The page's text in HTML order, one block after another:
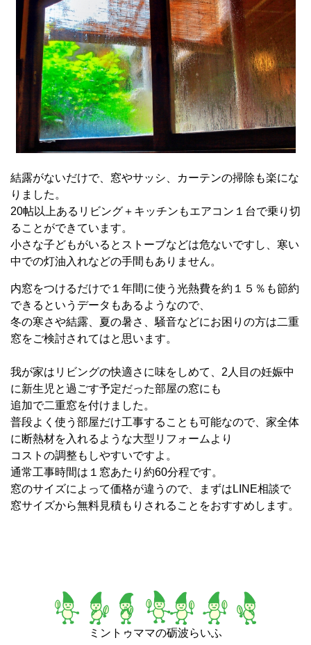
結露がないだけで、窓やサッシ、カーテンの掃除も楽にな
りました。
20帖以上あるリビング＋キッチンもエアコン１台で乗り切
ることができています。
小さな子どもがいるとストーブなどは危ないですし、寒い
中での灯油入れなどの手間もありません。
内窓をつけるだけで１年間に使う光熱費を約１５％も節約
できるというデータもあるようなので、
冬の寒さや結露、夏の暑さ、騒音などにお困りの方は二重
窓をご検討されてはと思います。
我が家はリビングの快適さに味をしめて、2人目の妊娠中
に新生児と過ごす予定だった部屋の窓にも
追加で二重窓を付けました。
普段よく使う部屋だけ工事することも可能なので、家全体
に断熱材を入れるような大型リフォームより
コストの調整もしやすいですよ。
通常工事時間は１窓あたり約60分程です。
窓のサイズによって価格が違うので、まずはLINE相談で
窓サイズから無料見積もりされることをおすすめします。
ミントゥママの砺波らいふ